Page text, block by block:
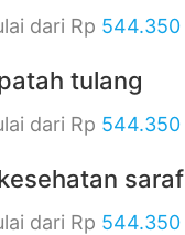
dari Rp 544.350
tulang
dari Rp 544.350
saraf
dari Rp 544.350